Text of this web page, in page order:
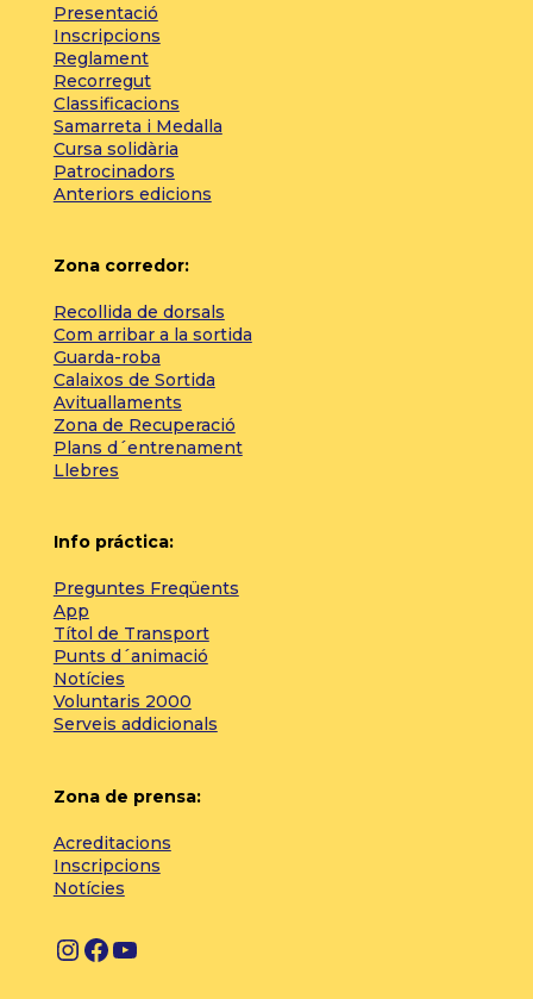
Presentació
Inscripcions
Reglament
Recorregut
Classificacions
Samarreta i Medalla
Cursa solidària
Patrocinadors
Anteriors edicions
Zona corredor:
Recollida de dorsals
Com arribar a la sortida
Guarda-roba
Calaixos de Sortida
Avituallaments
Zona de Recuperació
Plans d´entrenament
Llebres
Info práctica:
Preguntes Freqüents
App
Títol de Transport
Punts d´animació
Notícies
Voluntaris 2000
Serveis addicionals
Zona de prensa:
Acreditacions
Inscripcions
Notícies
I
F Y